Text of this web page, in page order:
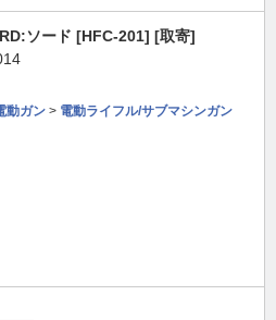
ソード [HFC-201] [取寄]
動ガン > 電動ライフル/サブマシンガン